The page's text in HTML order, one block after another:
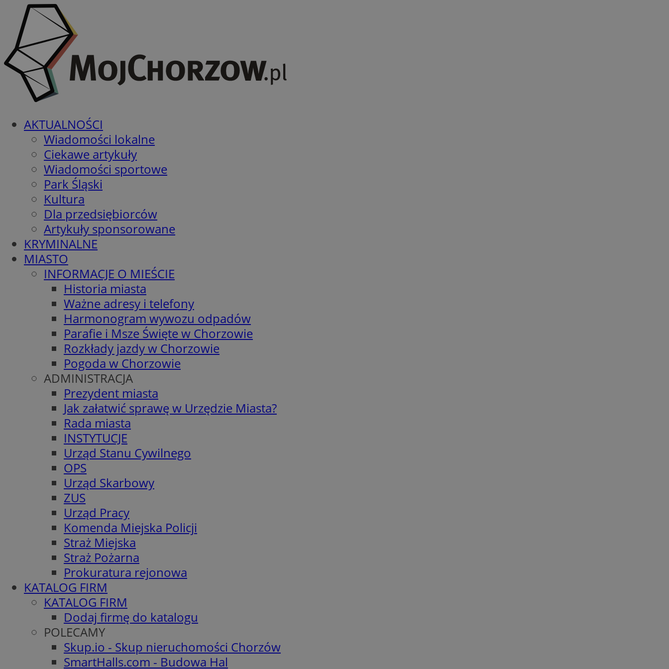
AKTUALNOŚCI
Wiadomości lokalne
Ciekawe artykuły
Wiadomości sportowe
Park Śląski
Kultura
Dla przedsiębiorców
Artykuły sponsorowane
KRYMINALNE
MIASTO
INFORMACJE O MIEŚCIE
Historia miasta
Ważne adresy i telefony
Harmonogram wywozu odpadów
Parafie i Msze Święte w Chorzowie
Rozkłady jazdy w Chorzowie
Pogoda w Chorzowie
ADMINISTRACJA
Prezydent miasta
Jak załatwić sprawę w Urzędzie Miasta?
Rada miasta
INSTYTUCJE
Urząd Stanu Cywilnego
OPS
Urząd Skarbowy
ZUS
Urząd Pracy
Komenda Miejska Policji
Straż Miejska
Straż Pożarna
Prokuratura rejonowa
KATALOG FIRM
KATALOG FIRM
Dodaj firmę do katalogu
POLECAMY
Skup.io - Skup nieruchomości Chorzów
SmartHalls.com - Budowa Hal